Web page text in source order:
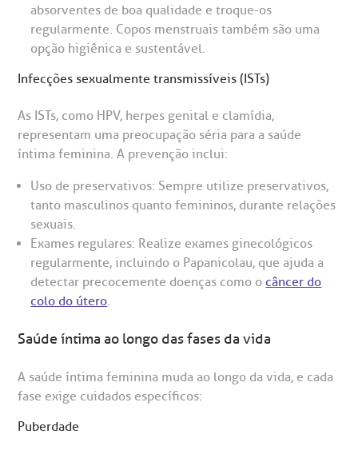
absorventes de boa qualidade e troque-os
regularmente. Copos menstruais também são uma
opção higiênica e sustentável.
Infecções sexualmente transmissíveis (ISTs)
As ISTs, como HPV, herpes genital e clamídia,
representam uma preocupação séria para a saúde
íntima feminina. A prevenção inclui:
Uso de preservativos: Sempre utilize preservativos,
tanto masculinos quanto femininos, durante relações
sexuais.
Exames regulares: Realize exames ginecológicos
regularmente, incluindo o Papanicolau, que ajuda a
detectar precocemente doenças como ocâncer do
colo do útero.
Saúde íntima ao longo das fases da vida
A saúde íntima feminina muda ao longo da vida, e cada
fase exige cuidados específicos:
Puberdade